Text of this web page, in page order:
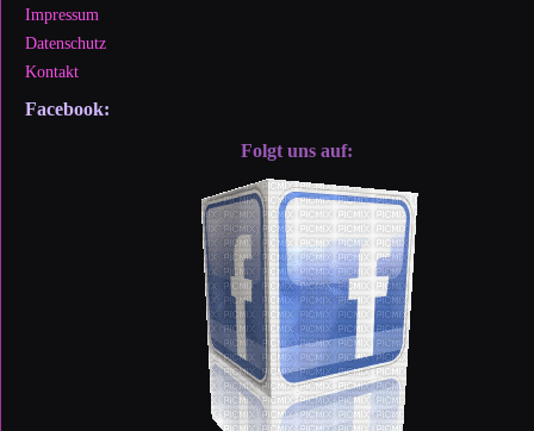
Impressum
Datenschutz
Kontakt
Facebook:
Folgt uns auf: